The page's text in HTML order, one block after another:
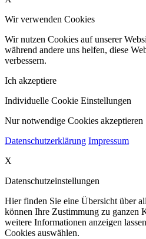
Wir verwenden Cookies
Wir nutzen Cookies auf unserer
während andere uns helfen, diese
verbessern.
Ich akzeptiere
Individuelle Cookie Einstellungen
Nur notwendige Cookies akzeptieren
Datenschutzerklärung Impressum
X
Datenschutzeinstellungen
Hier finden Sie eine Übersicht über
können Ihre Zustimmung zu ganzen
weitere Informationen anzeigen
Cookies auswählen.